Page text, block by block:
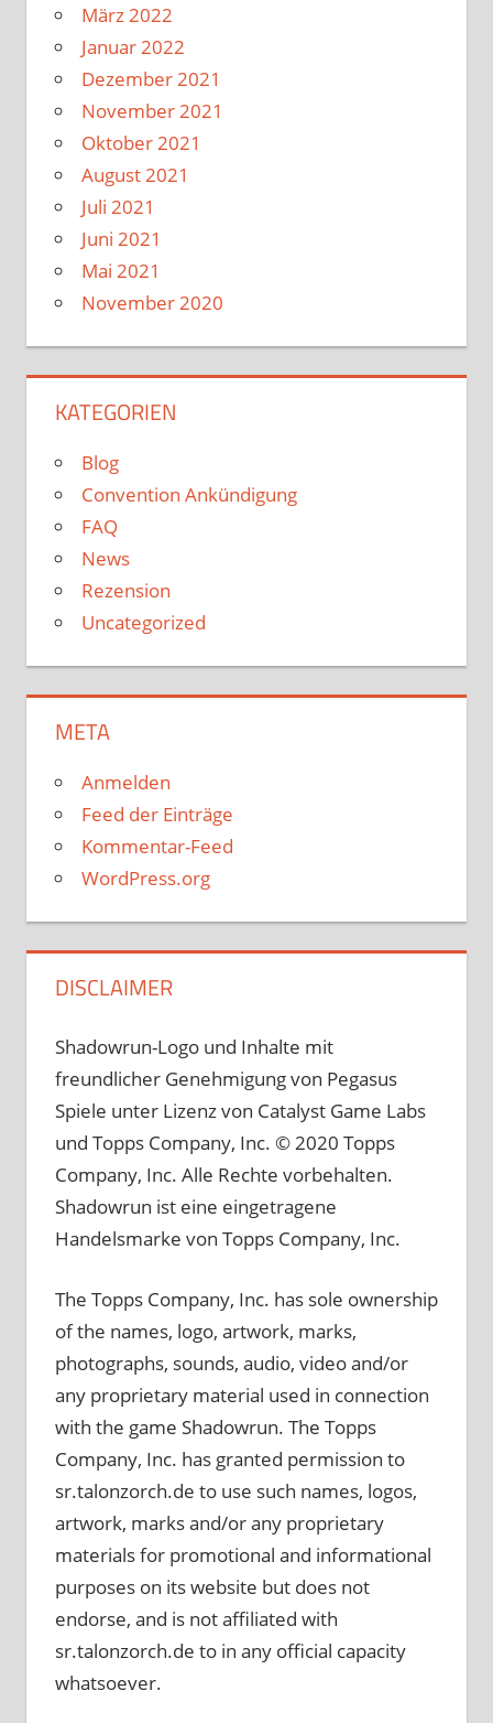
März 2022
Januar 2022
Dezember 2021
November 2021
Oktober 2021
August 2021
Juli 2021
Juni 2021
Mai 2021
November 2020
KATEGORIEN
Blog
Convention Ankündigung
FAQ
News
Rezension
Uncategorized
META
Anmelden
Feed der Einträge
Kommentar-Feed
WordPress.org
DISCLAIMER
Shadowrun-Logo und Inhalte mit
freundlicher Genehmigung von Pegasus
Spiele unter Lizenz von Catalyst Game Labs
und Topps Company, Inc. © 2020 Topps
Company, Inc. Alle Rechte vorbehalten.
Shadowrun ist eine eingetragene
Handelsmarke von Topps Company, Inc.
The Topps Company, Inc. has sole ownership
of the names, logo, artwork, marks,
photographs, sounds, audio, video and/or
any proprietary material used in connection
with the game Shadowrun. The Topps
Company, Inc. has granted permission to
sr.talonzorch.de to use such names, logos,
artwork, marks and/or any proprietary
materials for promotional and informational
purposes on its website but does not
endorse, and is not affiliated with
sr.talonzorch.de to in any official capacity
whatsoever.